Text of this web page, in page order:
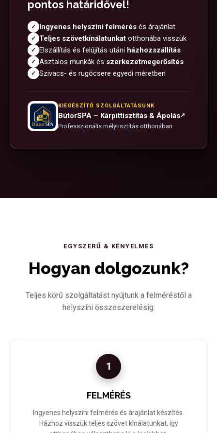
pontos határidővel!
✓ Ingyenes helyszíni felmérés és árajánlat
✓ Teljes szövetkínálatunkat otthonába visszük
✓ Elszállítás és felújítás utáni házhozszállítás
✓ Asztalos munkák és szerkezetmegerősítés
✓ Szivacs- és rugócsere egyedi méretben
KIEGÉSZÍTŐ SZOLGÁLTATÁSUNK
BútorSPA – Kárpittisztítás & Ápolás↗
Professzionális mélytisztítás otthonában
EGYSZERŰ & KÉNYELMES
Hogyan dolgozunk?
Teljes körű szolgáltatást nyújtunk a felméréstől a
helyszíni összeszerelésig.
1
FELMÉRÉS
Ingyenes helyszíni felmérés és árajánlat készítés.
Házhoz visszük teljes szövet kínálatunkat, így